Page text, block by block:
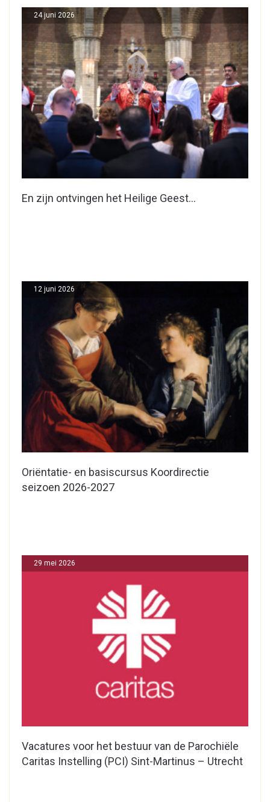
En zijn ontvingen het Heilige Geest…
24 juni 2026
Oriëntatie- en basiscursus Koordirectie
seizoen 2026-2027
12 juni 2026
Vacatures voor het bestuur van de Parochiële
Caritas Instelling (PCI) Sint-Martinus – Utrecht
29 mei 2026